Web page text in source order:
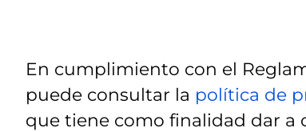
En cumplimiento con el
puede consultar la política de
que tiene como finalidad dar a